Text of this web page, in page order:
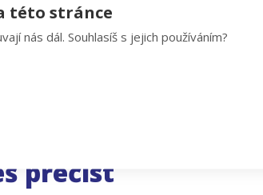
přečíst
této stránce
nás dál. Souhlasíš s jejich používáním?